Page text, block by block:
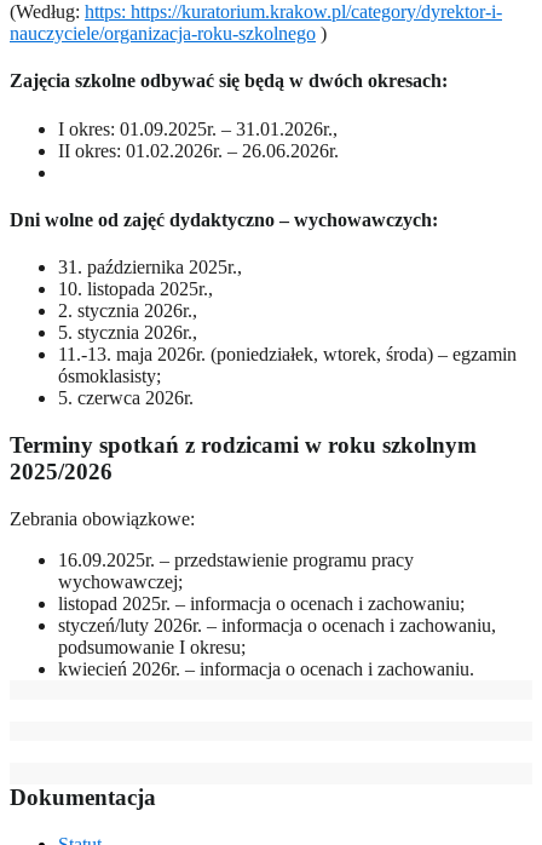
(Według: https: https://kuratorium.krakow.pl/category/dyrektor-i-
nauczyciele/organizacja-roku-szkolnego )
Zajęcia szkolne odbywać się będą w dwóch okresach:
I okres: 01.09.2025r. – 31.01.2026r.,
II okres: 01.02.2026r. – 26.06.2026r.
Dni wolne od zajęć dydaktyczno – wychowawczych:
31. października 2025r.,
10. listopada 2025r.,
2. stycznia 2026r.,
5. stycznia 2026r.,
11.-13. maja 2026r. (poniedziałek, wtorek, środa) – egzamin
ósmoklasisty;
5. czerwca 2026r.
Terminy spotkań z rodzicami w roku szkolnym
2025/2026
Zebrania obowiązkowe:
16.09.2025r. – przedstawienie programu pracy
wychowawczej;
listopad 2025r. – informacja o ocenach i zachowaniu;
styczeń/luty 2026r. – informacja o ocenach i zachowaniu,
podsumowanie I okresu;
kwiecień 2026r. – informacja o ocenach i zachowaniu.
Dokumentacja